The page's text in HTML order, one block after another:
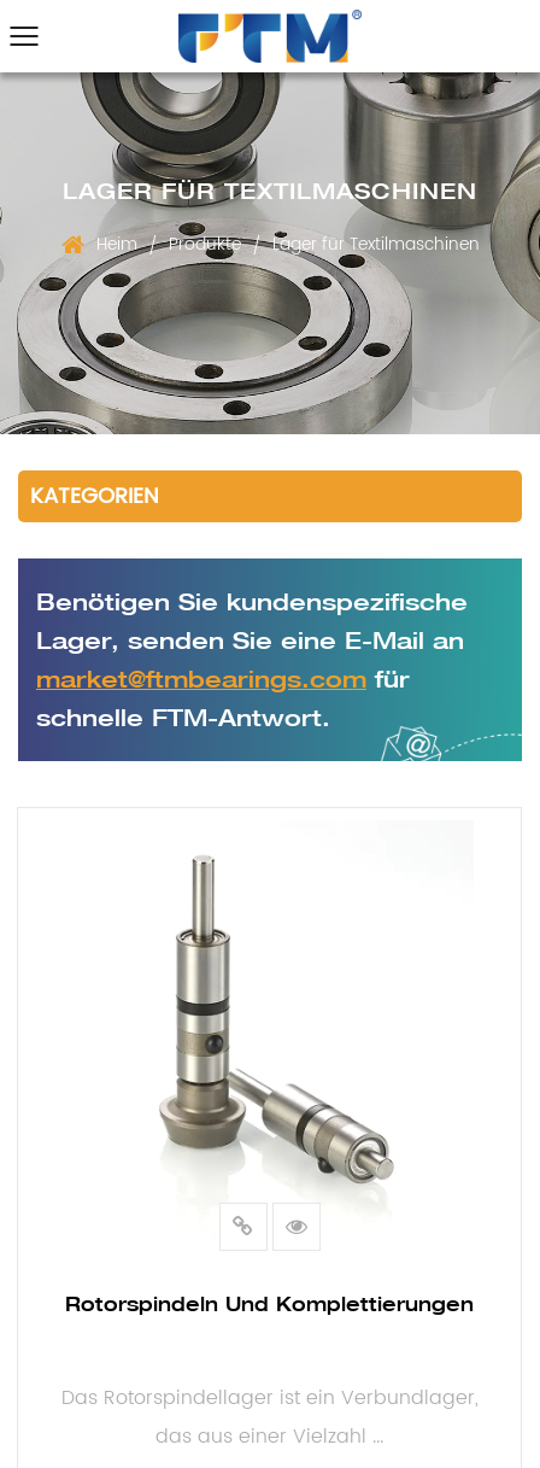
LAGER FÜR TEXTILMASCHINEN
Heim / Produkte / Lager für Textilmaschinen
KATEGORIEN
Benötigen Sie kundenspezifische
Lager, senden Sie eine E-Mail an
market@ftmbearings.com für
schnelle FTM-Antwort.
Rotorspindeln Und Komplettierungen
Das Rotorspindellager ist ein Verbundlager,
das aus einer Vielzahl ...